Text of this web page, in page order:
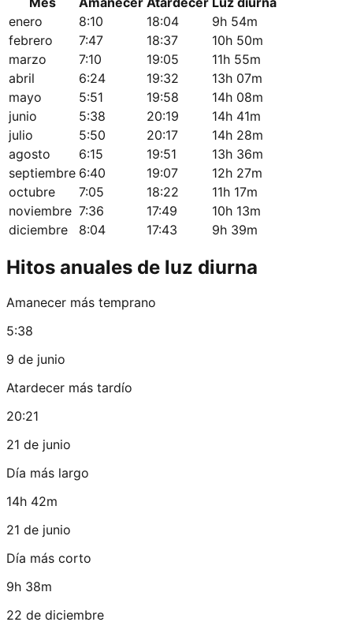
enero
8:10 18:04
9h 54m
febrero
7:47 18:37
10h 50m
marzo
7:10 19:05
11h 55m
abril
6:24 19:32
13h 07m
mayo
5:51 19:58
14h 08m
junio
5:38 20:19
14h 41m
julio
5:50 20:17
14h 28m
agosto
6:15 19:51
13h 36m
septiembre 6:40 19:07
12h 27m
octubre
7:05 18:22
11h 17m
noviembre 7:36 17:49
10h 13m
diciembre
8:04 17:43 9h 39m
Hitos anuales de luz diurna
Amanecer más temprano
5:38
9 de junio
Atardecer más tardío
20:21
21 de junio
Día más largo
14h 42m
21 de junio
Día más corto
9h 38m
22 de diciembre